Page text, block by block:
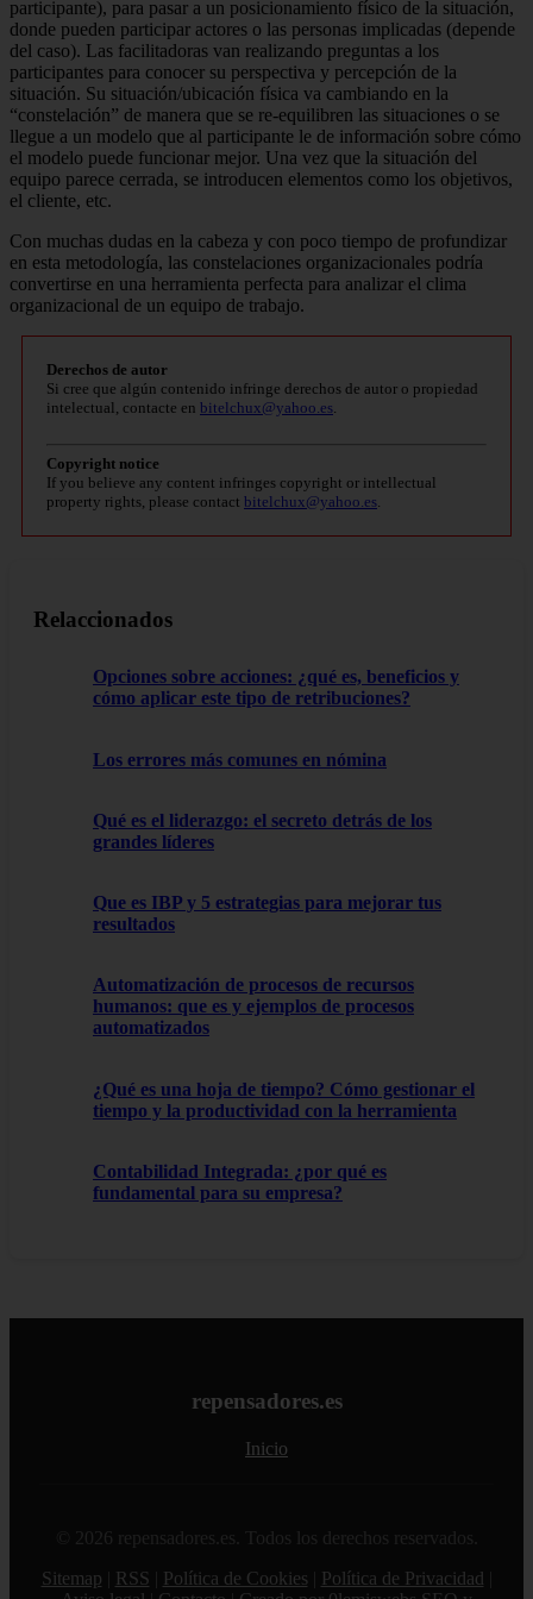
participante), para pasar a un posicionamiento físico de la situación,
donde pueden participar actores o las personas implicadas (depende
del caso). Las facilitadoras van realizando preguntas a los
participantes para conocer su perspectiva y percepción de la
situación. Su situación/ubicación física va cambiando en la
“constelación” de manera que se re-equilibren las situaciones o se
llegue a un modelo que al participante le de información sobre cómo
el modelo puede funcionar mejor. Una vez que la situación del
equipo parece cerrada, se introducen elementos como los objetivos,
el cliente, etc.
Con muchas dudas en la cabeza y con poco tiempo de profundizar
en esta metodología, las constelaciones organizacionales podría
convertirse en una herramienta perfecta para analizar el clima
organizacional de un equipo de trabajo.
Derechos de autor
Si cree que algún contenido infringe derechos de autor o propiedad
intelectual, contacte en bitelchux@yahoo.es
Copyright notice
If you believe any content infringes copyright or intellectual
property rights, please contact bitelchux@yahoo.es
Relaccionados
Opciones sobre acciones: ¿qué es, beneficios y
cómo aplicar este tipo de retribuciones?
Los errores más comunes en nómina
Qué es el liderazgo: el secreto detrás de los
grandes líderes
Que es IBP y 5 estrategias para mejorar tus
resultados
Automatización de procesos de recursos
humanos: que es y ejemplos de procesos
automatizados
¿Qué es una hoja de tiempo? Cómo gestionar el
tiempo y la productividad con la herramienta
Contabilidad Integrada: ¿por qué es
fundamental para su empresa?
repensadores.es
Inicio
© 2026 repensadores.es. Todos los derechos reservados.
Sitemap
RSS Política de Cookies Política de Privacidad